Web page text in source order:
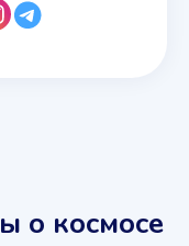
о космосе